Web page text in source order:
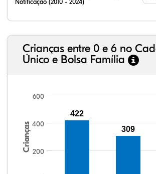
Notificação (2010 - 2024)
Crianças entre 0 e 6 no
Único e Bolsa Família
Crianças 200
400
600
422
309
15,08%
3,53%
0,74%
75,70%
1,99%
2,96%
32,57%
9,24%
0,46%
54,88%
1,27%
1,56%